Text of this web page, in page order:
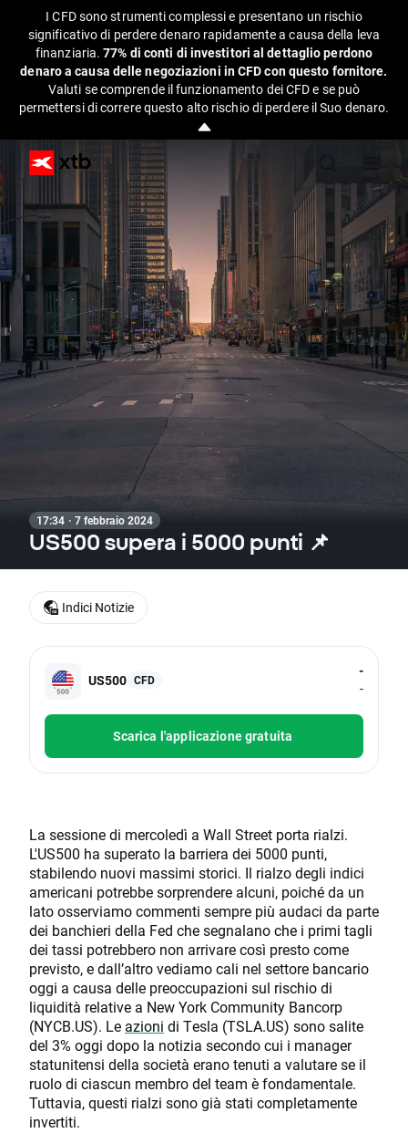
I CFD sono strumenti complessi e presentano un rischio
significativo di perdere denaro rapidamente a causa della leva
finanziaria.77% di conti di investitori al dettaglio perdono
denaro a causa delle negoziazioni in CFD con questo fornitore.
Valuti se comprende il funzionamento dei CFD e se può
permettersi di correre questo alto rischio di perdere il Suo denaro.
17:34 · 7 febbraio 2024
US500 supera i 5000 punti 📌
US500 CFD
-
-
Scarica l'applicazione gratuita
La sessione di mercoledì a Wall Street porta rialzi.
L'US500 ha superato la barriera dei 5000 punti,
stabilendo nuovi massimi storici. Il rialzo degli indici
americani potrebbe sorprendere alcuni, poiché da un
lato osserviamo commenti sempre più audaci da parte
dei banchieri della Fed che segnalano che i primi tagli
dei tassi potrebbero non arrivare così presto come
previsto, e dall’altro vediamo cali nel settore bancario
oggi a causa delle preoccupazioni sul rischio di
liquidità relative a New York Community Bancorp
(NYCB.US). Le azioni di Tesla (TSLA.US) sono salite
del 3% oggi dopo la notizia secondo cui i manager
statunitensi della società erano tenuti a valutare se il
ruolo di ciascun membro del team è fondamentale.
Tuttavia, questi rialzi sono già stati completamente
invertiti.
Indici Notizie